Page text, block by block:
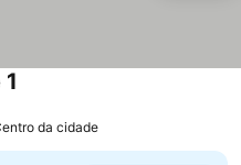
da cidade